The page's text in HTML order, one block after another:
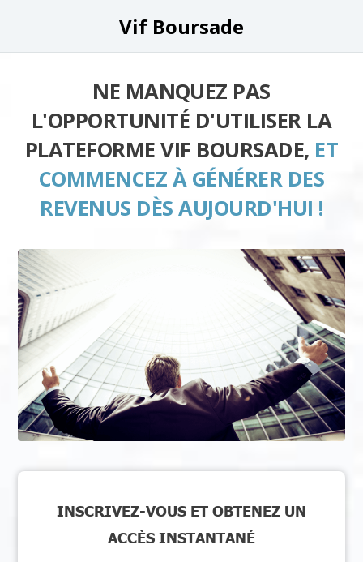
Vif Boursade
NE MANQUEZ PAS
L'OPPORTUNITÉ D'UTILISER LA
PLATEFORME VIF BOURSADE, ET
COMMENCEZ À GÉNÉRER DES
REVENUS DÈS AUJOURD'HUI !
INSCRIVEZ-VOUS ET OBTENEZ UN
ACCÈS INSTANTANÉ